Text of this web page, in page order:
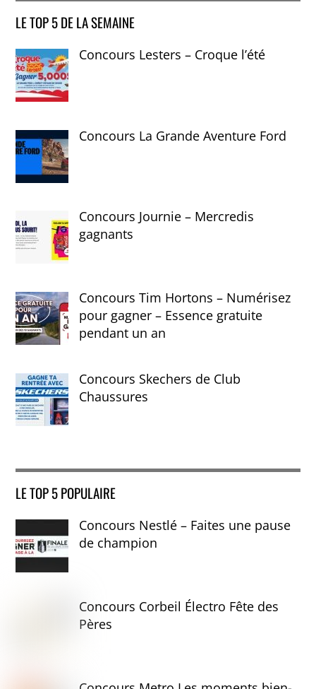
LE TOP 5 DE LA SEMAINE
Concours Lesters – Croque l’été
Concours La Grande Aventure Ford
Concours Journie – Mercredis
gagnants
Concours Tim Hortons – Numérisez
pour gagner – Essence gratuite
pendant un an
Concours Skechers de Club
Chaussures
LE TOP 5 POPULAIRE
Concours Nestlé – Faites une pause
de champion
Concours Corbeil Électro Fête des
Pères